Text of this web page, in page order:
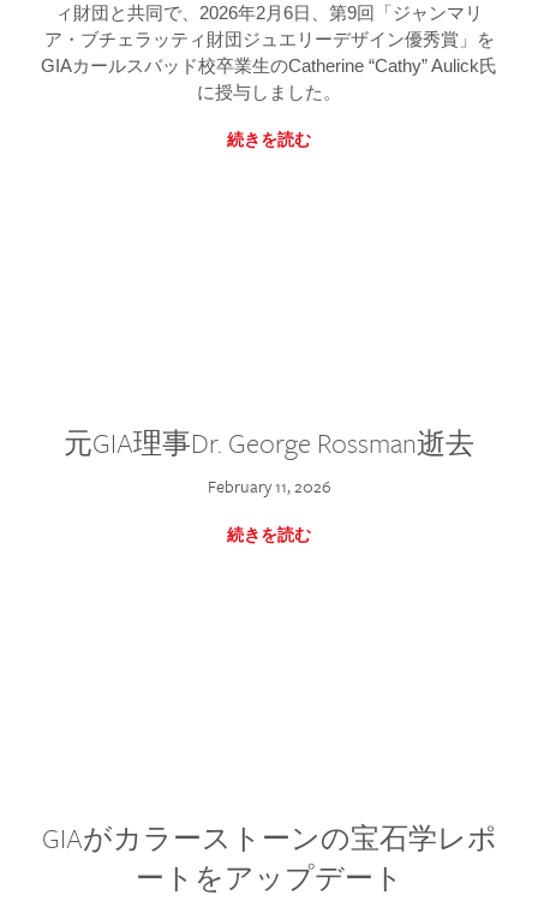
ィ財団と共同で、2026年2月6日、第9回「ジャンマリ
ア・ブチェラッティ財団ジュエリーデザイン優秀賞」を
GIAカールスバッド校卒業生のCatherine “Cathy” Aulick氏
に授与しました。
続きを読む
元GIA理事Dr. George Rossman逝去
February 11, 2026
続きを読む
GIAがカラーストーンの宝石学レポ
ートをアップデート